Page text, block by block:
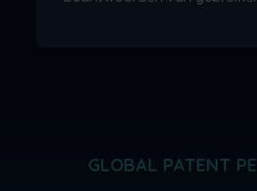
GLOBAL PATENT